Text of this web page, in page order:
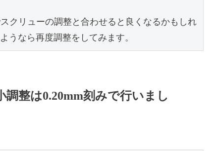
クリューの調整と合わせると良くなるかもしれ
うなら再度調整をしてみます。
整は0.20mm刻みで行いまし